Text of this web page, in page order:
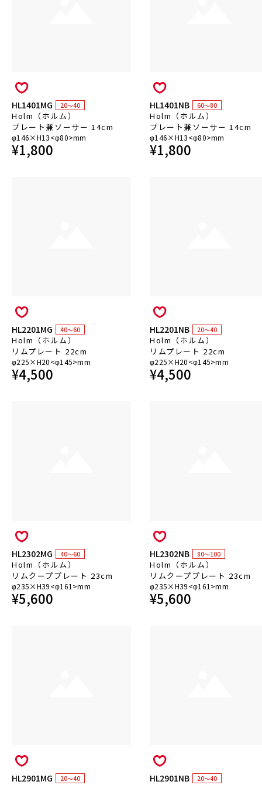
HL1401MG 20～40
Holm（ホルム）
プレート兼ソーサー 14cm
φ146×H13<φ80>mm
¥1,800
HL1401NB 60～80
Holm（ホルム）
プレート兼ソーサー 14cm
φ146×H13<φ80>mm
¥1,800
HL2201MG 40～60
Holm（ホルム）
リムプレート 22cm
φ225×H20<φ145>mm
¥4,500
HL2201NB 20～40
Holm（ホルム）
リムプレート 22cm
φ225×H20<φ145>mm
¥4,500
HL2302MG 40～60
Holm（ホルム）
リムクーププレート 23cm
φ235×H39<φ161>mm
¥5,600
HL2302NB 80～100
Holm（ホルム）
リムクーププレート 23cm
φ235×H39<φ161>mm
¥5,600
HL2901MG 20～40 HL2901NB 20～40